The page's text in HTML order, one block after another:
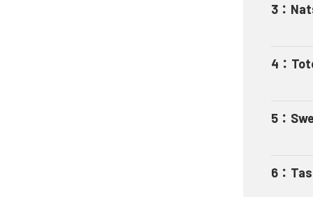
3 ：
4 ：
5 ：
6 ：